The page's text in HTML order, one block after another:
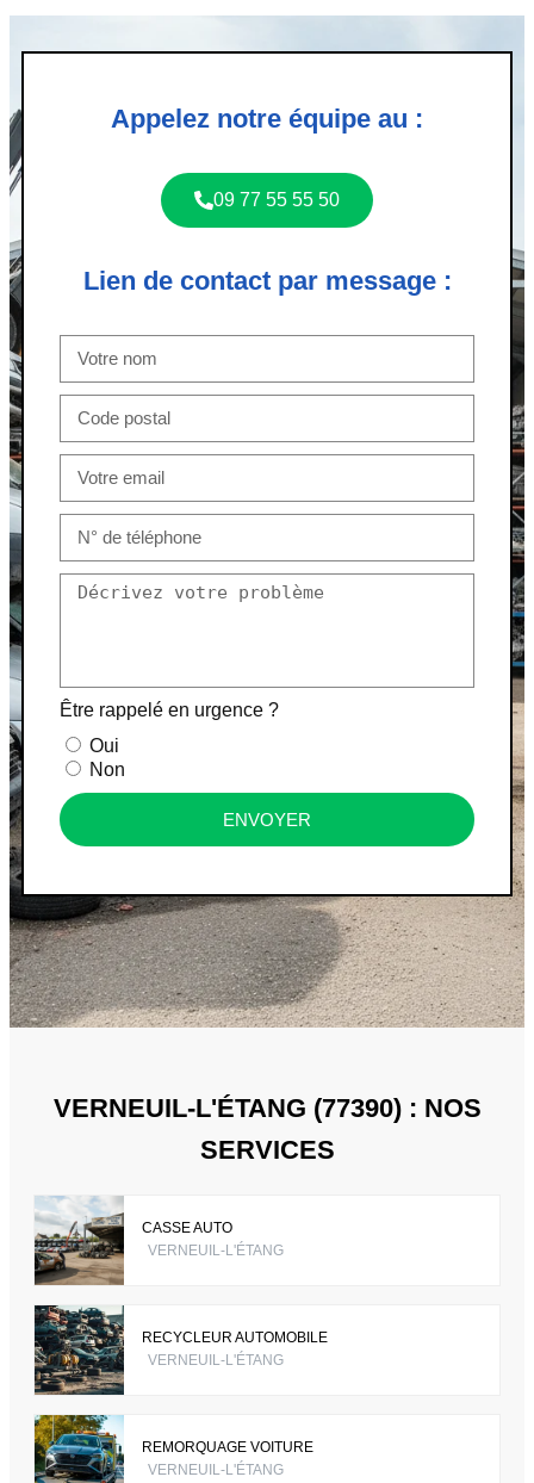
Appelez notre équipe au :
09 77 55 55 50
Lien de contact par message :
Être rappelé en urgence ?
Oui
Non
ENVOYER
VERNEUIL-L'ÉTANG (77390) : NOS
SERVICES
CASSE AUTO
VERNEUIL-L'ÉTANG
RECYCLEUR AUTOMOBILE
VERNEUIL-L'ÉTANG
REMORQUAGE VOITURE
VERNEUIL-L'ÉTANG